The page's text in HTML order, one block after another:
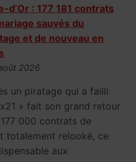
d’Or : 177 181 contrats
sauvés du
et de nouveau en
2026
un piratage qui a failli
» fait son grand retour
000 contrats de
totalement relooké, ce
aux